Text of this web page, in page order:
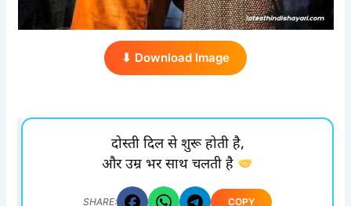
⬇ Download Image
दोस्ती दिल से शुरू होती है,
और उम्र भर साथ चलती है
SHARE: COPY